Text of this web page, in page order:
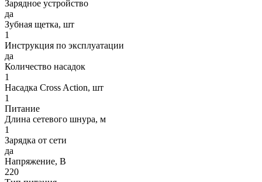
Зарядное устройство
да
Зубная щетка, шт
1
Инструкция по эксплуатации
да
Количество насадок
1
Насадка Cross Action, шт
1
Питание
Длина сетевого шнура, м
1
Зарядка от сети
да
Напряжение, В
220